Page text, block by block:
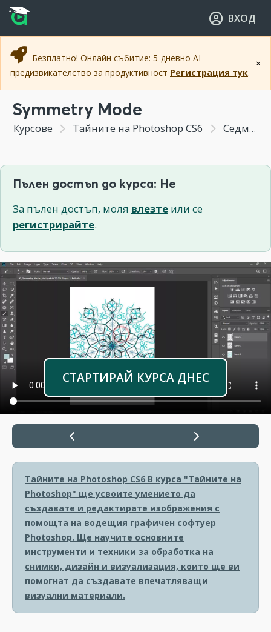
Прескочи към основното съдържание
Прескочи към навигацията
ВХОД
×
Безплатно! Онлайн събитие: 5-дневно AI
предизвикателство за продуктивност Регистрация тук.
Symmetry Mode
Курсове Тайните на Photoshop CS6 Седмица 10 - (Бонус 2) Новите инструменти
Пълен достъп до курса: Не
За пълен достъп, моля влезте или се
регистрирайте.
СТАРТИРАЙ КУРСА ДНЕС
Тайните на Photoshop CS6 В курса "Тайните на
Photoshop" ще усвоите умението да
създавате и редактирате изображения с
помощта на водещия графичен софтуер
Photoshop. Ще научите основните
инструменти и техники за обработка на
снимки, дизайн и визуализация, които ще ви
помогнат да създавате впечатляващи
визуални материали.